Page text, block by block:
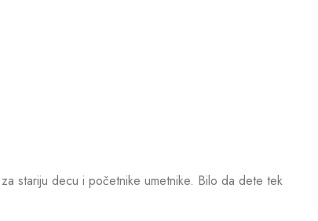
stariju decu i početnike umetnike. Bilo da dete tek